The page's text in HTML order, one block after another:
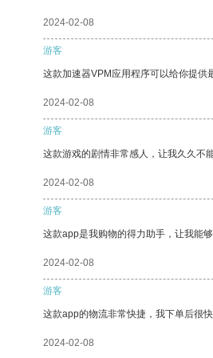
2024-02-08
游客
这款加速器VPM应用程序可以给你提供
2024-02-08
游客
这款游戏的剧情非常感人，让我久久不能
2024-02-08
游客
这款app是我购物的得力助手，让我能
2024-02-08
游客
这款app的物流非常快捷，我下单后很快
2024-02-08